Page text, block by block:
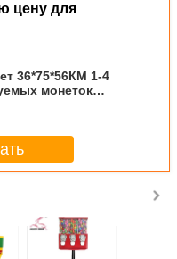
цену для
36*75*56КМ 1-4
монеток